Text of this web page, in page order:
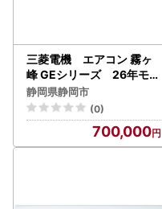
三菱電機 エアコン 霧ヶ
峰 GEシリーズ 26年モデ
ル MSZ-GE2226-W （
6畳用/100V/ピュアホワイ
ト） 【標準設置工事付】
【配送不可：沖縄・離島】
静岡県静岡市
(0)
700,000